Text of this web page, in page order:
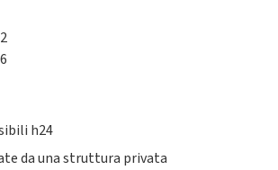
h24
da una struttura privata